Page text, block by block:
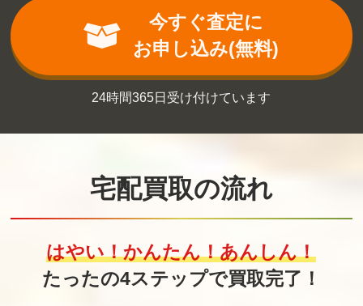
700
大戦略 大東亜興
亡史3 第二次世
界大戦勃発! 枢軸
軍対連合軍 全世
lus
ダライアスバー
スト クロニクル
セイバーズ
買取価格
ップキット
買取価格
限定版
買取価格
今すぐ査定に
お申し込み(無料)
24時間365日受け付けています
宅配買取の流れ
はやい！かんたん！あんしん！
たったの4ステップで買取完了！